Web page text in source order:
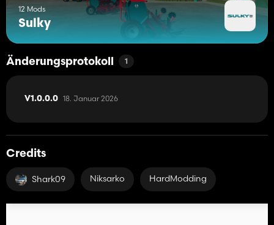
12 Mods
Sulky
Änderungsprotokoll 1
V1.0.0.0 18. Januar 2026
Credits
Shark09 Niksarko HardModding